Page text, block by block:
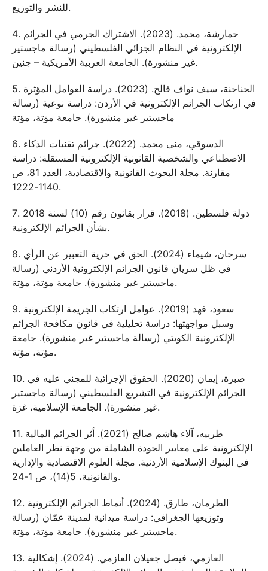
للنشر والتوزيع.
4. حمارشة، محمد. (2023). الاشتراك الجرمي في الجرائم
الإلكترونية في النظام الجزائي الفلسطيني (رسالة ماجستير
غير منشورة). الجامعة العربية الأمريكية – جنين.
5. الحناحنة، سيف نواف فالح. (2023). دراسة العوامل المؤثرة
في ارتكاب الجرائم الإلكترونية في الأردن: دراسة نوعية (رسالة
ماجستير غير منشورة). جامعة مؤتة، مؤتة
6. الدسوقي، منى محمد. (2022). جرائم تقنيات الذكاء
الاصطناعي والشخصية القانونية الإلكترونية المستقلة: دراسة
مقارنة. مجلة البحوث القانونية والاقتصادية، العدد 81، ص
1140-1222.
7. دولة فلسطين. (2018). قرار بقانون رقم (10) لسنة 2018
بشأن الجرائم الإلكترونية.
8. سرحان، شيماء (2024). الحق في حرية التعبير عن الرأي
في ظل سريان قانون الجرائم الإلكترونية الأردني (رسالة
ماجستير غير منشورة). جامعة مؤتة، مؤتة.
9. سعود، فهد (2019). عوامل ارتكاب الجريمة الإلكترونية
وسبل مواجهتها: دراسة تحليلية في قانون مكافحة الجرائم
الإلكترونية الكويتي (رسالة ماجستير غير منشورة). جامعة
مؤتة، مؤتة.
10. صبرة، إيمان (2020). الحقوق الإجرائية للمجني عليه في
الجرائم الإلكترونية في التشريع الفلسطيني (رسالة ماجستير
غير منشورة). الجامعة الإسلامية، غزة.
11. طربيه، آلاء هاشم صالح (2021). أثر الجرائم المالية
الإلكترونية على معايير الجودة الشاملة من وجهة نظر العاملين
في البنوك الإسلامية الأردنية. مجلة العلوم الاقتصادية والإدارية
والقانونية، 5(14)، ص 1-24.
12. الطرمان، طارق. (2024). أنماط الجرائم الإلكترونية
وتوزيعها الجغرافي: دراسة ميدانية لمدينة عمّان (رسالة
ماجستير غير منشورة). جامعة مؤتة، مؤتة.
13. العازمي، فيصل جعيلان العازمي. (2024). إشكالية